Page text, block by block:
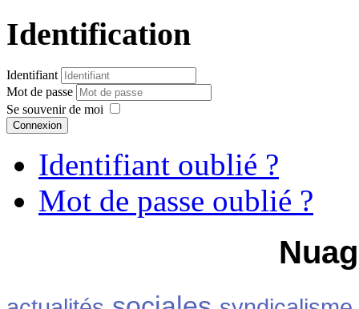
Identification
Identifiant
Mot de passe
Se souvenir de moi
Connexion
Identifiant oublié ?
Mot de passe oublié ?